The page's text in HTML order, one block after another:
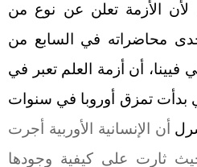
لأن الأزمة تعلن عن نوع من
محاضراته في السابع من
فيينا، أن أزمة العلم تعبر في
بدأت تمزق أوروبا في سنوات
أن الإنسانية الأوربية أجرت
حيث ثارت على كيفية وجودها